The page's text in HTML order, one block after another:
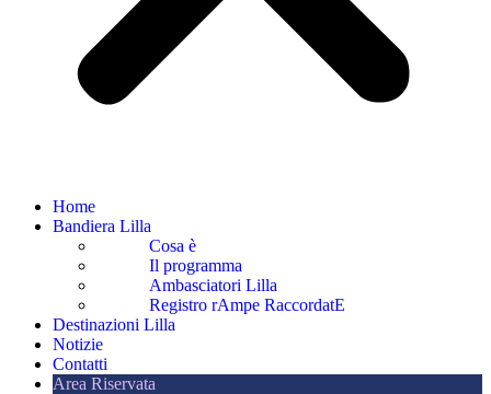
Home
Bandiera Lilla
Cosa è
Il programma
Ambasciatori Lilla
Registro rAmpe RaccordatE
Destinazioni Lilla
Notizie
Contatti
Area Riservata